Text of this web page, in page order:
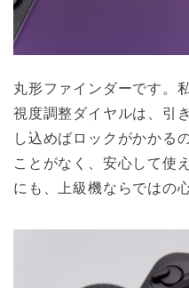
丸形ファインダーです。
視度調整ダイヤルは、引
し込めばロックがかかる
ことがなく、安心して使
にも、上級機ならではの